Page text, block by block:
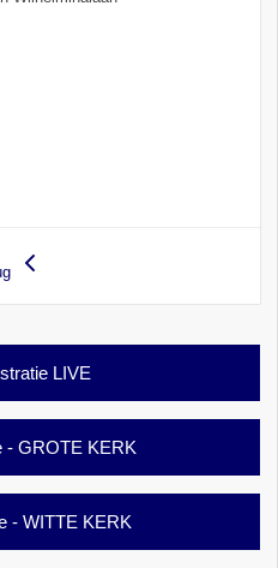
LIVE
- GROTE KERK
- WITTE KERK